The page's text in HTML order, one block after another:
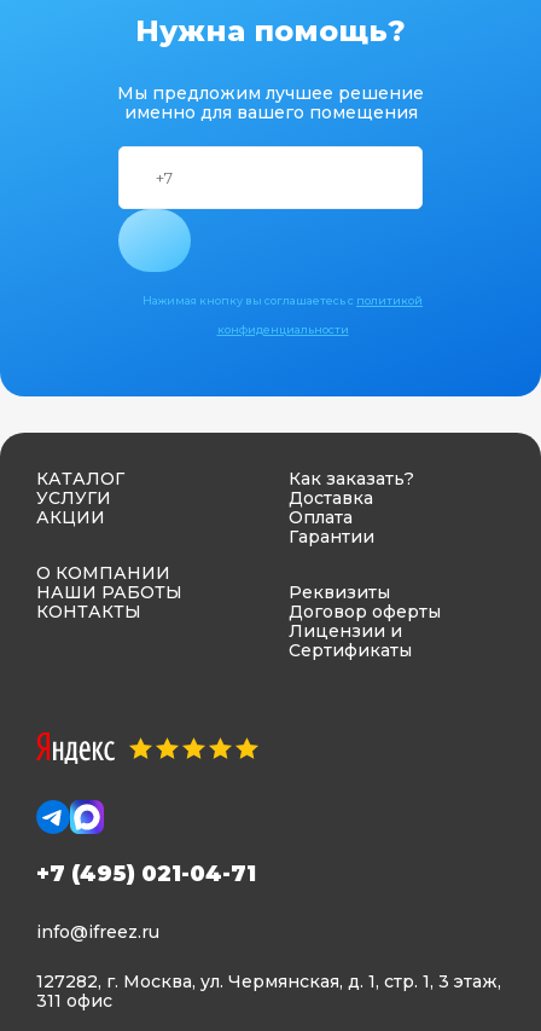
Нужна помощь?
Мы предложим лучшее решение
именно для вашего помещения
Нажимая кнопку вы соглашаетесь с политикой
конфиденциальности
КАТАЛОГ
УСЛУГИ
АКЦИИ
О КОМПАНИИ
НАШИ РАБОТЫ
КОНТАКТЫ
Как заказать?
Доставка
Оплата
Гарантии
Реквизиты
Договор оферты
Лицензии и
Сертификаты
+7 (495) 021-04-71
info@ifreez.ru
127282, г. Москва, ул. Чермянская, д. 1, стр. 1, 3 этаж,
311 офис